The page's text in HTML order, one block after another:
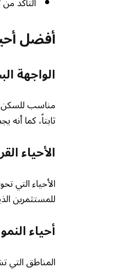
أفضل
الواجهة
مناسب للسكن
ثابتاً، كما
الأحياء
الأحياء
للمستثمرين
أحياء
المناطق التي